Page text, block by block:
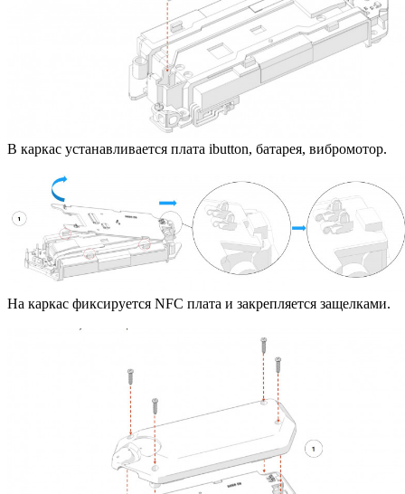
В каркас устанавливается плата ibutton, батарея, вибромотор.
На каркас фиксируется NFC плата и закрепляется защелками.